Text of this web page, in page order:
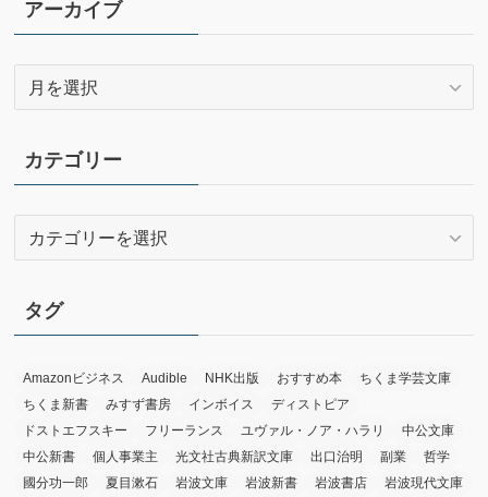
アーカイブ
イ
ブ
カテゴリー
リ
ー
タグ
Amazonビジネス Audible NHK出版 おすすめ本
ちくま学芸文庫
ちくま新書
みすず書房 インボイス
ディストピア
ドストエフスキー
フリーランス ユヴァル・ノア・ハラリ
中公文庫
中公新書
個人事業主 光文社古典新訳文庫 出口治明 副業
哲学
國分功一郎
夏目漱石 岩波文庫 岩波新書 岩波書店 岩波現代文庫